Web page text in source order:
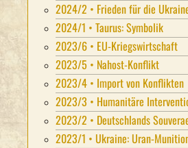
2024/2 • Frieden für die
2024/1 • Taurus: Symbolik
2023/6 • EU-Kriegswirtschaft
2023/5 • Nahost-Konflikt
2023/4 • Import von Konflikten
2023/3 • Humanitäre
2023/2 • Deutschlands
2023/1 • Ukraine: Uran-